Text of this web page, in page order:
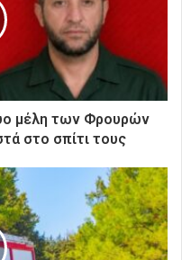
μέλη των Φρουρών
στο σπίτι τους